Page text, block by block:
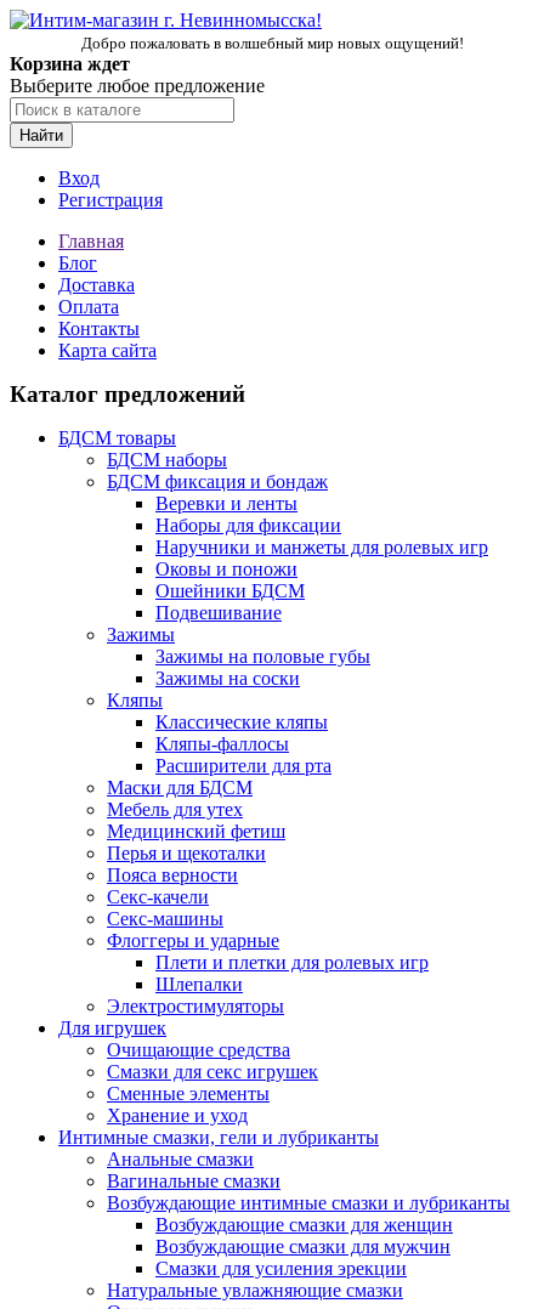
Добро пожаловать в волшебный мир новых ощущений!
Корзина ждет
Выберите любое предложение
Найти
Вход
Регистрация
Главная
Блог
Доставка
Оплата
Контакты
Карта сайта
Каталог предложений
БДСМ товары
БДСМ наборы
БДСМ фиксация и бондаж
Веревки и ленты
Наборы для фиксации
Наручники и манжеты для ролевых игр
Оковы и поножи
Ошейники БДСМ
Подвешивание
Зажимы
Зажимы на половые губы
Зажимы на соски
Кляпы
Классические кляпы
Кляпы-фаллосы
Расширители для рта
Маски для БДСМ
Мебель для утех
Медицинский фетиш
Перья и щекоталки
Пояса верности
Секс-качели
Секс-машины
Флоггеры и ударные
Плети и плетки для ролевых игр
Шлепалки
Электростимуляторы
Для игрушек
Очищающие средства
Смазки для секс игрушек
Сменные элементы
Хранение и уход
Интимные смазки, гели и лубриканты
Анальные смазки
Вагинальные смазки
Возбуждающие интимные смазки и лубриканты
Возбуждающие смазки для женщин
Возбуждающие смазки для мужчин
Смазки для усиления эрекции
Натуральные увлажняющие смазки